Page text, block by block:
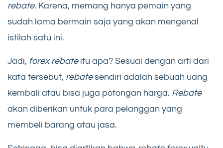
rebate. Karena, memang hanya pemain yang
sudah lama bermain saja yang akan mengenal
istilah satu ini.
Jadi, forex rebateitu apa? Sesuai dengan arti dari
kata tersebut, rebatesendiri adalah sebuah uang
kembali atau bisa juga potongan harga. Rebate
akan diberikan untuk para pelanggan yang
membeli barang atau jasa.